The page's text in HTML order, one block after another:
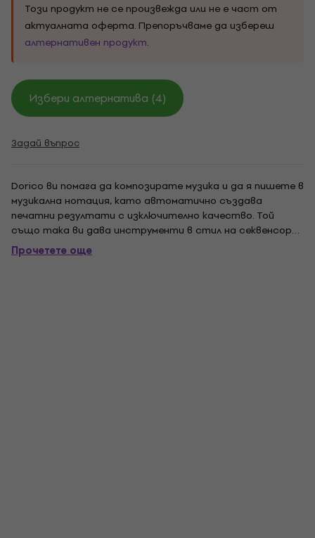
Този продукт не се произвежда или не е част от
актуалната оферта. Препоръчваме да избереш
алтернативен продукт.
Избери алтернатива (4)
Задай въпрос
Dorico ви помага да композирате музика и да я пишете в
музикална нотация, като автоматично създава
печатни резултати с изключително качество. Той
също така ви дава инструменти в стил на секвенсор
за редактиране на възпроизвеждането на вашата
музика, без да се компрометира красотата на
Прочетете още